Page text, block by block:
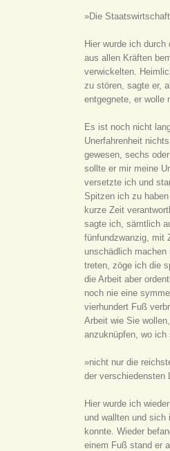
»Die
Hier wurde ich
aus allen Kräften
verwickelten.
zu stören, sagte er,
entgegnete, er wolle
Es ist noch nicht
Unerfahrenheit
gewesen, sechs
sollte er mir meine
versetzte ich und
Spitzen ich zu
kurze Zeit
sagte ich, sämtlich
fünfundzwanzig, mit
unschädlich
treten, zöge ich die
die Arbeit aber
noch nie eine
vierhundert Fuß
Arbeit wie Sie
anzuknüpfen, wo
»nicht nur die
der verschiedensten
Hier wurde ich
und wallten und
konnte. Wieder
einem Fuß stand er